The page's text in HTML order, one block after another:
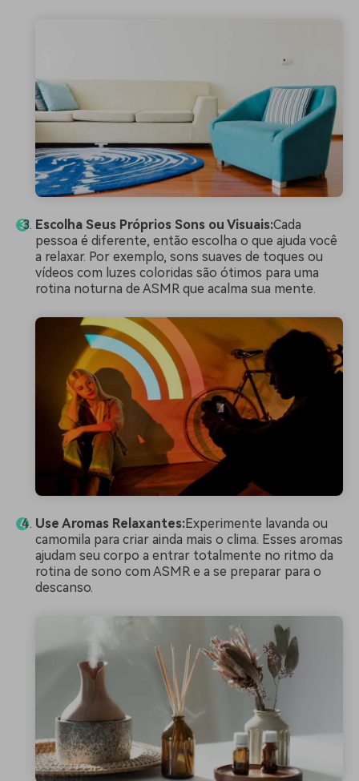
Escolha Seus Próprios Sons ou Visuais:Cada
pessoa é diferente, então escolha o que ajuda você
a relaxar. Por exemplo, sons suaves de toques ou
vídeos com luzes coloridas são ótimos para uma
rotina noturna de ASMR que acalma sua mente.
Use Aromas Relaxantes:Experimente lavanda ou
camomila para criar ainda mais o clima. Esses aromas
ajudam seu corpo a entrar totalmente no ritmo da
rotina de sono com ASMR e a se preparar para o
descanso.